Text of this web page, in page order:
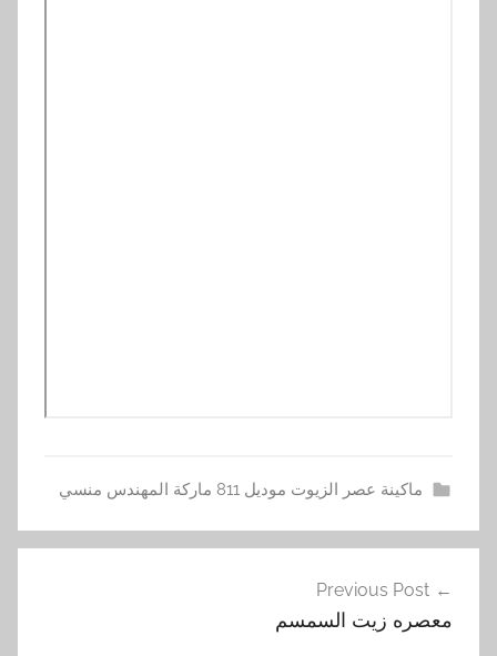
ماكينة عصر الزيوت موديل 811 ماركة المهندس منسي
ا
ب
المقالات
Previous Post
معصره زيت السمسم